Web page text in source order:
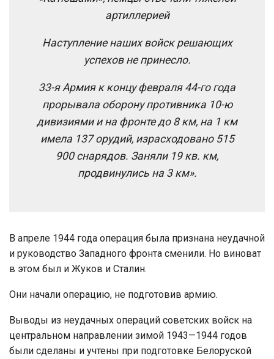
артиллерией
Наступление наших войск решающих
успехов не принесло.
33-я Армия к концу февраля 44-го года
прорывала оборону противника 10-ю
дивизиями и на фронте до 8 км, на 1 км
имела 137 орудий, израсходовано 515
900 снарядов. Заняли 19 кв. км,
продвинулись на 3 км».
В апреле 1944 года операция была признана неудачной
и руководство Западного фронта сменили. Но виноват
в этом был и Жуков и Сталин.
Они начали операцию, не подготовив армию.
Выводы из неудачных операций советских войск на
центральном направлении зимой 1943—1944 годов
были сделаны и учтены при подготовке Белоруской